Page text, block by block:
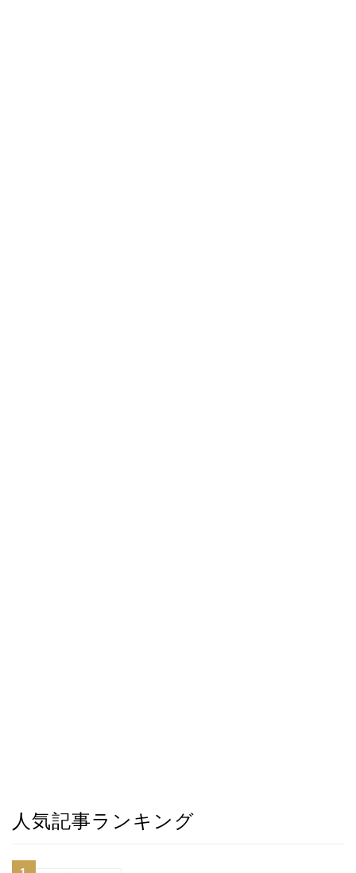
人気記事ランキング